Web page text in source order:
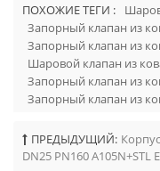
ПОХОЖИЕ ТЕГИ :
Запорный клапан из
Запорный клапан из
Шаровой клапан из
Запорный клапан из
Запорный клапан из
ПРЕДЫДУЩИЙ:
DN25 PN160 A105N+STL